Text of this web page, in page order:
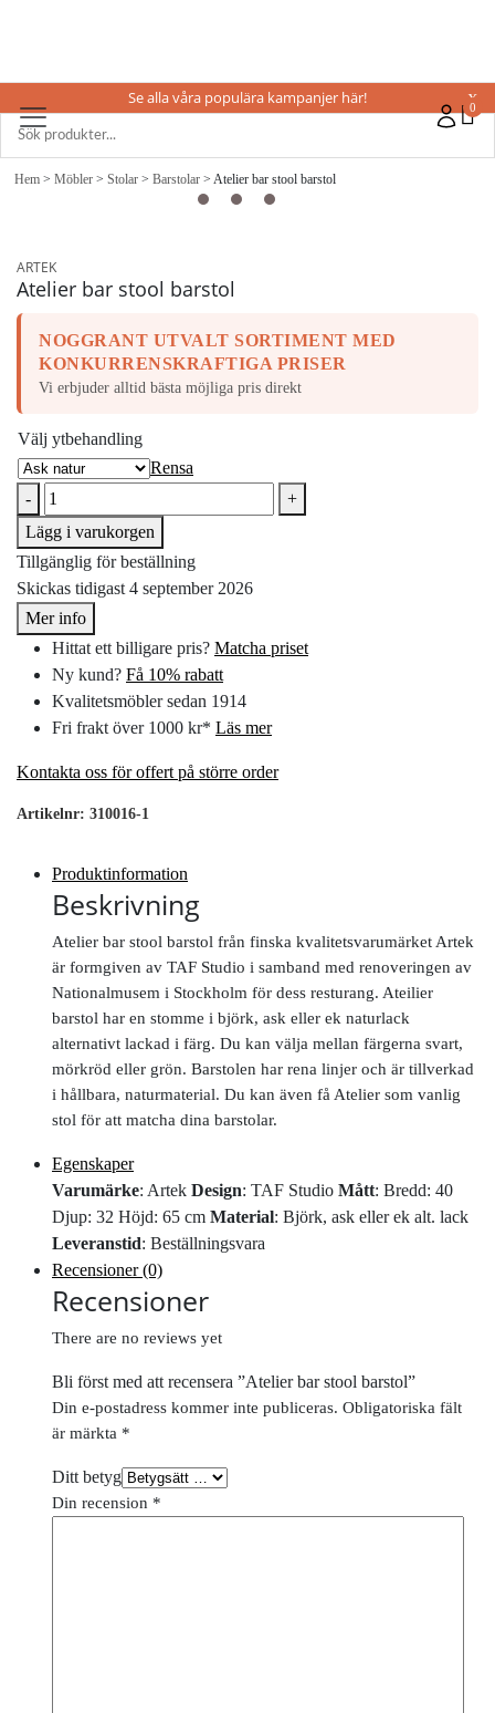
0
Se alla våra populära kampanjer här! X
Hem > Möbler > Stolar > Barstolar > Atelier bar stool barstol
ARTEK
Atelier bar stool barstol
NOGGRANT UTVALT SORTIMENT MED
KONKURRENSKRAFTIGA PRISER
Vi erbjuder alltid bästa möjliga pris direkt
Välj ytbehandling
Rensa
-
+
Lägg i varukorgen
Tillgänglig för beställning
Skickas tidigast 4 september 2026
Mer info
Hittat ett billigare pris? Matcha priset
Ny kund? Få 10% rabatt
Kvalitetsmöbler sedan 1914
Fri frakt över 1000 kr* Läs mer
Kontakta oss för offert på större order
Artikelnr: 310016-1
Produktinformation
Beskrivning
Atelier bar stool barstol från finska kvalitetsvarumärket Artek
är formgiven av TAF Studio i samband med renoveringen av
Nationalmusem i Stockholm för dess resturang. Ateilier
barstol har en stomme i björk, ask eller ek naturlack
alternativt lackad i färg. Du kan välja mellan färgerna svart,
mörkröd eller grön. Barstolen har rena linjer och är tillverkad
i hållbara, naturmaterial. Du kan även få Atelier som vanlig
stol för att matcha dina barstolar.
Egenskaper
Varumärke: Artek Design: TAF Studio Mått: Bredd: 40
Djup: 32 Höjd: 65 cm Material: Björk, ask eller ek alt. lack
Leveranstid: Beställningsvara
Recensioner (0)
Recensioner
There are no reviews yet
Bli först med att recensera ”Atelier bar stool barstol”
Din e-postadress kommer inte publiceras. Obligatoriska fält
är märkta *
Ditt betyg
Din recension *